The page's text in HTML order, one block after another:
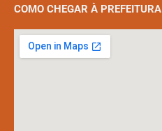
COMO CHEGAR À PREFEITURA